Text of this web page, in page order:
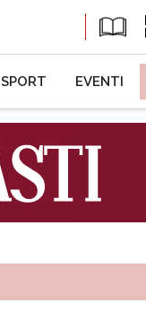
SPORT EVENTI